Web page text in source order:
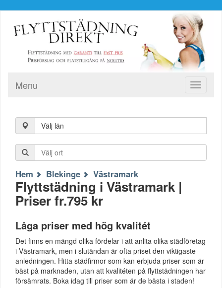
Toggle
Menu
Välj län
Hem Blekinge Västramark
Flyttstädning i Västramark |
Priser fr.795 kr
Låga priser med hög kvalitét
Det finns en mängd olika fördelar i att anlita olika städföretag
i Västramark, men i slutändan är ofta priset den viktigaste
anledningen. Hitta städfirmor som kan erbjuda priser som är
bäst på marknaden, utan att kvalitéten på flyttstädningen har
försämrats. Boka idag till priser som är de bästa i staden!